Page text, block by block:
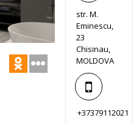
str. M.
Eminescu,
23
Chisinau,
MOLDOVA
+37379112021